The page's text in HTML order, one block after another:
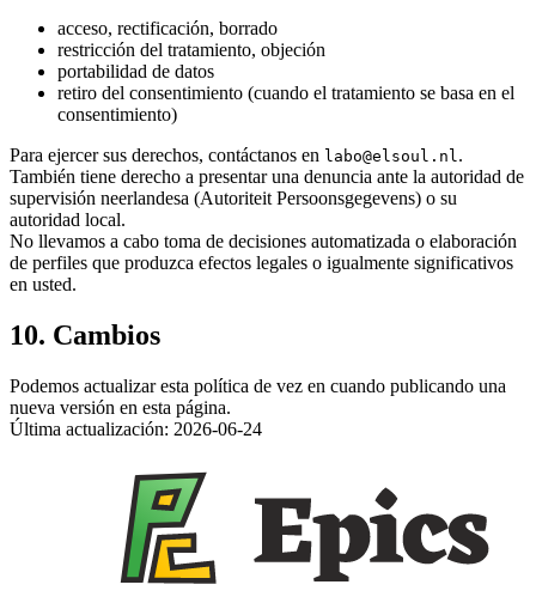
acceso, rectificación, borrado
restricción del tratamiento, objeción
portabilidad de datos
retiro del consentimiento (cuando el tratamiento se basa en el
consentimiento)
Para ejercer sus derechos, contáctanos en labo@elsoul.nl.
También tiene derecho a presentar una denuncia ante la autoridad de
supervisión neerlandesa (Autoriteit Persoonsgegevens) o su
autoridad local.
No llevamos a cabo toma de decisiones automatizada o elaboración
de perfiles que produzca efectos legales o igualmente significativos
en usted.
10. Cambios
Podemos actualizar esta política de vez en cuando publicando una
nueva versión en esta página.
Última actualización: 2026-06-24